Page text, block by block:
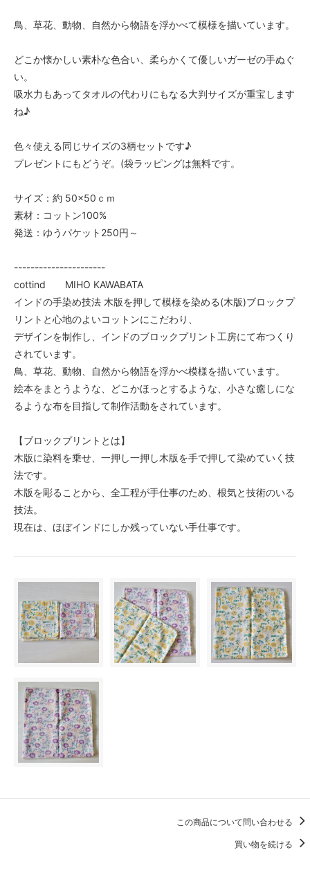
鳥、草花、動物、自然から物語を浮かべて模様を描いています。
どこか懐かしい素朴な色合い、柔らかくて優しいガーゼの手ぬぐ
い。
吸水力もあってタオルの代わりにもなる大判サイズが重宝します
ね♪
色々使える同じサイズの3柄セットです♪
プレゼントにもどうぞ。(袋ラッピングは無料です。
サイズ：約 50×50ｃｍ
素材：コットン100%
発送：ゆうパケット250円～
----------------------
cottind MIHO KAWABATA
インドの手染め技法 木版を押して模様を染める(木版)ブロックプ
リントと心地のよいコットンにこだわり、
デザインを制作し、インドのブロックプリント工房にて布つくり
されています。
鳥、草花、動物、自然から物語を浮かべ模様を描いています。
絵本をまとうような、どこかほっとするような、小さな癒しにな
るような布を目指して制作活動をされています。
【ブロックプリントとは】
木版に染料を乗せ、一押し一押し木版を手で押して染めていく技
法です。
木版を彫ることから、全工程が手仕事のため、根気と技術のいる
技法。
現在は、ほぼインドにしか残っていない手仕事です。
この商品について問い合わせる
買い物を続ける